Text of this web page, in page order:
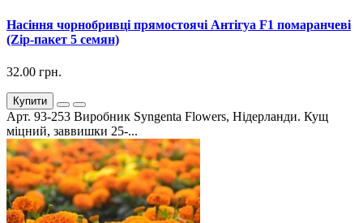
Насіння чорнобривці прямостоячі Антігуа F1 помаранчеві
(Zip-пакет 5 семян)
32.00 грн.
Купити
Арт. 93-253 Виробник Syngenta Flowers, Нідерланди. Кущ
міцний, заввишки 25-...